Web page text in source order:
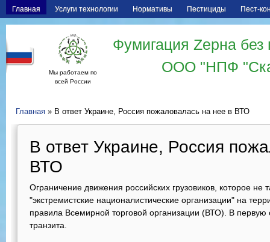
Главная Услуги технологии Нормативы Пестициды Пест-
Мы работаем по
всей России
Фумигация Zерна
ООО "НПФ
Главная » В ответ Украине, Россия пожаловалась на нее в ВТО
В ответ Украине, Россия
ВТО
Ограничение движения российских грузовиков, которое не
"экстремистские националистические организации" на
правила Всемирной торговой организации (ВТО). В
транзита.